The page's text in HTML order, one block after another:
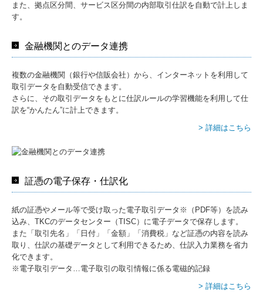
また、拠点区分間、サービス区分間の内部取引仕訳を自動で計上しま
す。
金融機関とのデータ連携
複数の金融機関（銀行や信販会社）から、インターネットを利用して
取引データを自動受信できます。
さらに、その取引データをもとに仕訳ルールの学習機能を利用して仕
訳を“かんたん”に計上できます。
> 詳細はこちら
証憑の電子保存・仕訳化
紙の証憑やメール等で受け取った電子取引データ※（PDF等）を読み
込み、TKCのデータセンター（TISC）に電子データで保存します。
また「取引先名」「日付」「金額」「消費税」など証憑の内容を読み
取り、仕訳の基礎データとして利用できるため、仕訳入力業務を省力
化できます。
※電子取引データ…電子取引の取引情報に係る電磁的記録
> 詳細はこちら